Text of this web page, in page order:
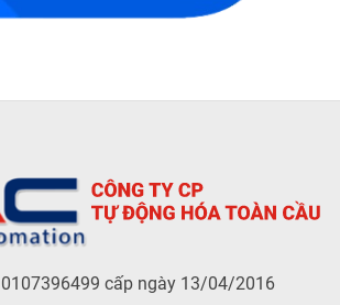
0107396499 cấp ngày 13/04/2016